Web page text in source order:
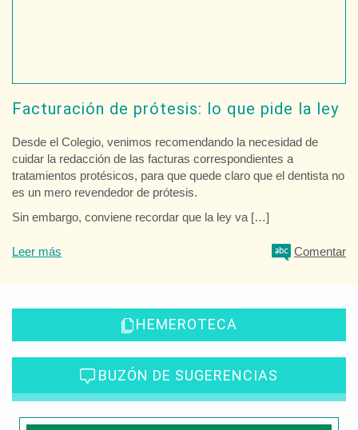
Facturación de prótesis: lo que pide la ley
Desde el Colegio, venimos recomendando la necesidad de
cuidar la redacción de las facturas correspondientes a
tratamientos protésicos, para que quede claro que el dentista no
es un mero revendedor de prótesis.
Sin embargo, conviene recordar que la ley va […]
Leer más Comentar
HEMEROTECA
BUZÓN DE SUGERENCIAS